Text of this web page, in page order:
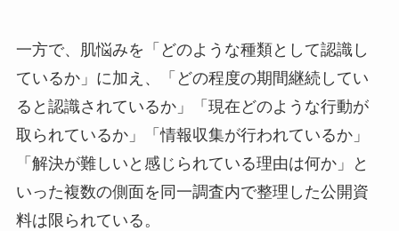
一方で、肌悩みを「どのような種類として認識し
ているか」に加え、「どの程度の期間継続してい
ると認識されているか」「現在どのような行動が
取られているか」「情報収集が行われているか」
「解決が難しいと感じられている理由は何か」と
いった複数の側面を同一調査内で整理した公開資
料は限られている。